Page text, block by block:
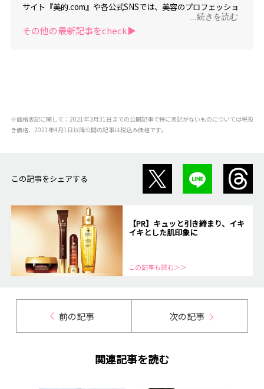
サイト『美的.com』や各公式SNSでは、美容のプロフェッショ
ナルが美容と健康に関するタイムリーなニュース情報を毎日お
届けしています。トータルメディアパワーは美容雑誌の中で
きます。
...続きを読む
その他の最新記事をcheck▶︎
※価格表記に関して：2021年3月31日までの公開記事で特に表記がないものについては税抜
き価格、2021年4月1日以降公開の記事は税込み価格です。
この記事をシェアする
【PR】キュッと引き締まり、イキ
イキとした肌印象に
この記事も読む＞＞
前の記事 次の記事
関連記事を読む